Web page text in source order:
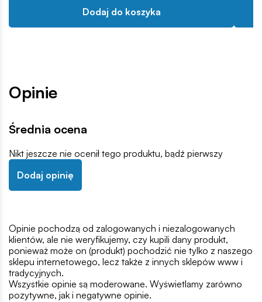
Dodaj do koszyka
Opinie
Średnia ocena
Nikt jeszcze nie ocenił tego produktu, bądź pierwszy
Dodaj opinię
Opinie pochodzą od zalogowanych i niezalogowanych
klientów, ale nie weryfikujemy, czy kupili dany produkt,
ponieważ może on (produkt) pochodzić nie tylko z naszego
sklepu internetowego, lecz także z innych sklepów www i
tradycyjnych.
Wszystkie opinie są moderowane. Wyświetlamy zarówno
pozytywne, jak i negatywne opinie.